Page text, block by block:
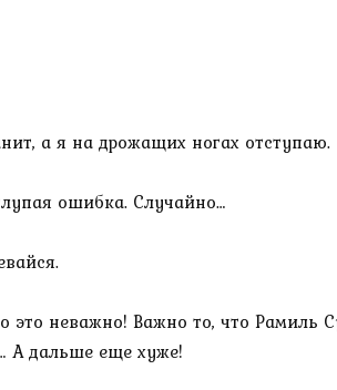
а я на дрожащих ногах отступаю.
ошибка. Случайно…
неважно! Важно то, что Рамиль
А дальше еще хуже!